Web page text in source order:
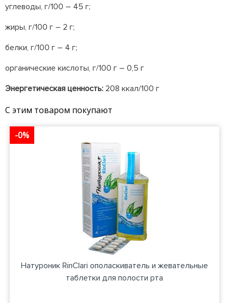
углеводы, г/100 – 45 г;
жиры, г/100 г – 2 г;
белки, г/100 г – 4 г;
органические кислоты, г/100 г – 0,5 г
Энергетическая ценность: 208 ккал/100 г
С этим товаром покупают
-0%
Натуроник RinClari ополаскиватель и жевательные
таблетки для полости рта